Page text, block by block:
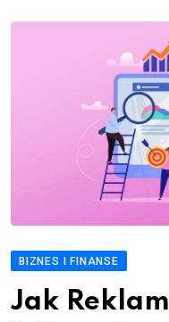
BIZNES I FINANSE
Jak